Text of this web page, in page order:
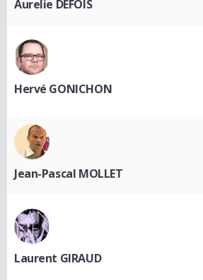
Aurelie DEFOIS
Hervé GONICHON
Jean-Pascal MOLLET
Laurent GIRAUD